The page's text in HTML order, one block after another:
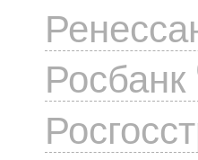
Росбанк